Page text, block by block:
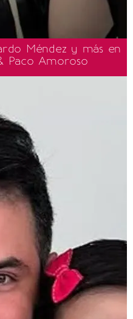
Méndez y más en
Paco Amoroso